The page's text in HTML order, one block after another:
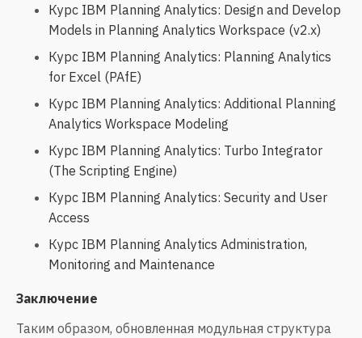
Курс IBM Planning Analytics: Design and Develop
Models in Planning Analytics Workspace (v2.x)
Курс IBM Planning Analytics: Planning Analytics
for Excel (PAfE)
Курс IBM Planning Analytics: Additional Planning
Analytics Workspace Modeling
Курс IBM Planning Analytics: Turbo Integrator
(The Scripting Engine)
Курс IBM Planning Analytics: Security and User
Access
Курс IBM Planning Analytics Administration,
Monitoring and Maintenance
Заключение
Таким образом, обновленная модульная структура